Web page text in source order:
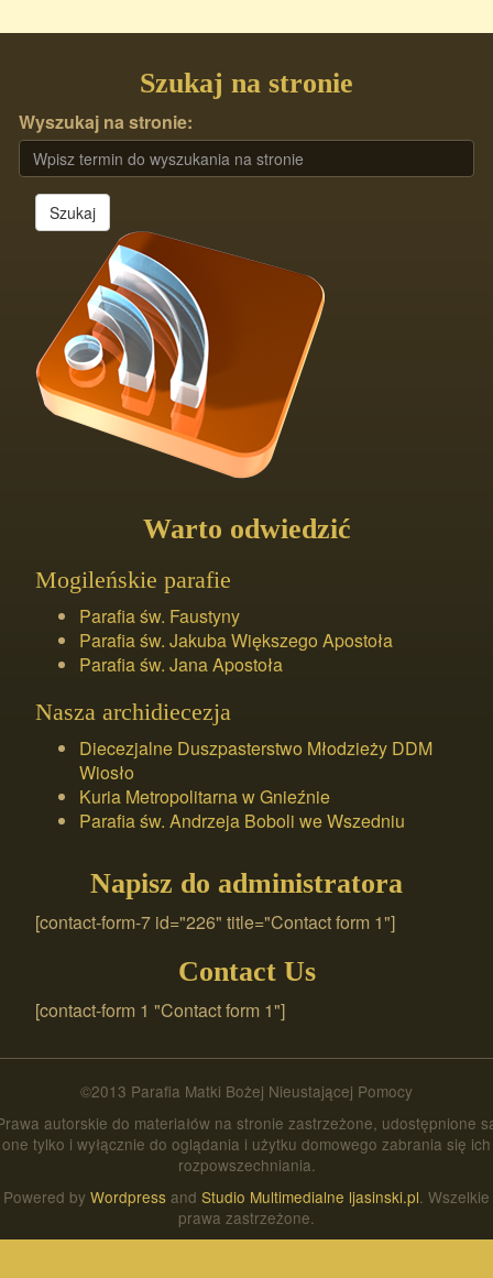
Szukaj na stronie
Wyszukaj na stronie:
Szukaj
Warto odwiedzić
Mogileńskie parafie
Parafia św. Faustyny
Parafia św. Jakuba Większego Apostoła
Parafia św. Jana Apostoła
Nasza archidiecezja
Diecezjalne Duszpasterstwo Młodzieży DDM
Wiosło
Kuria Metropolitarna w Gnieźnie
Parafia św. Andrzeja Boboli we Wszedniu
Napisz do administratora
[contact-form-7 id="226" title="Contact form 1"]
Contact Us
[contact-form 1 "Contact form 1"]
©2013 Parafia Matki Bożej Nieustającej Pomocy
autorskie do materiałów na stronie zastrzeżone, udostępnione
one tylko i wyłącznie do oglądania i użytku domowego zabrania się ich
rozpowszechniania.
Powered by Wordpress and Studio Multimedialne ljasinski.pl. Wszelkie
prawa zastrzeżone.